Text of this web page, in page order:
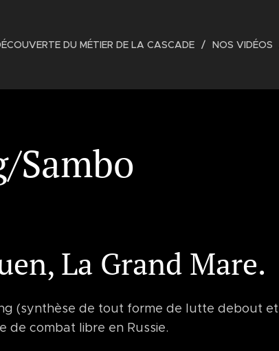
DU MÉTIER DE LA CASCADE NOS VIDÉOS
La Grand Mare.
de tout forme de lutte debout et
de combat libre en Russie.